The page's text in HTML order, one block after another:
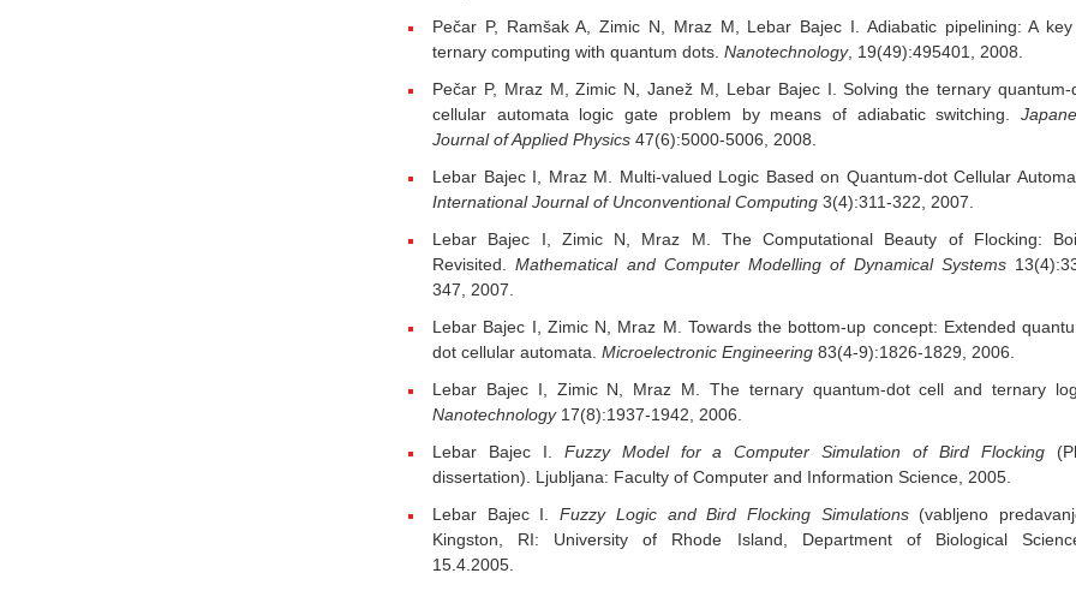
Pečar P, Ramšak A, Zimic N, Mraz M, Lebar Bajec I. Adiabatic pipelining: A
ternary computing with quantum dots. Nanotechnology, 19(49):495401, 2008.
Pečar P, Mraz M, Zimic N, Janež M, Lebar Bajec I. Solving the ternary quantum-
cellular automata logic gate problem by means of adiabatic switching.
Journal of Applied Physics 47(6):5000-5006, 2008.
Lebar Bajec I, Mraz M. Multi-valued Logic Based on Quantum-dot Cellular
International Journal of Unconventional Computing 3(4):311-322, 2007.
Lebar Bajec I, Zimic N, Mraz M. The Computational Beauty of Flocking:
Revisited.Mathematical and Computer Modelling of Dynamical Systems
347, 2007.
Lebar Bajec I, Zimic N, Mraz M. Towards the bottom-up concept: Extended
dot cellular automata. Microelectronic Engineering 83(4-9):1826-1829, 2006.
Lebar Bajec I, Zimic N, Mraz M. The ternary quantum-dot cell and ternary
Nanotechnology17(8):1937-1942, 2006.
Lebar Bajec I. Fuzzy Model for a Computer Simulation of Bird Flocking
dissertation). Ljubljana: Faculty of Computer and Information Science, 2005.
Lebar Bajec I.Fuzzy Logic and Bird Flocking Simulations (vabljeno
Kingston, RI: University of Rhode Island, Department of Biological
15.4.2005.